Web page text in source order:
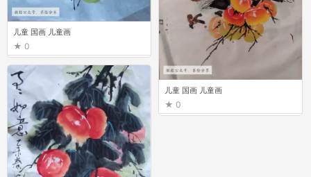
儿童 国画 儿童画
0
儿童 国画 儿童画
0